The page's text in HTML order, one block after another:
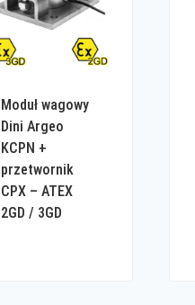
Moduł wagowy
Dini Argeo
KCPN +
przetwornik
CPX – ATEX
2GD / 3GD